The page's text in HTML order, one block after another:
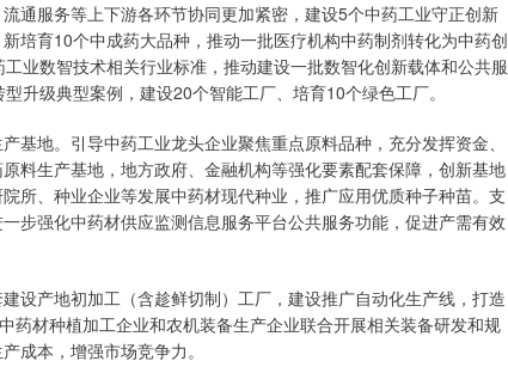
服务等上下游各环节协同更加紧密，建设5个中药工业守正创新
培育10个中成药大品种，推动一批医疗机构中药制剂转化为中药创
业数智技术相关行业标准，推动建设一批数智化创新载体和公共服
升级典型案例，建设20个智能工厂、培育10个绿色工厂。
地。引导中药工业龙头企业聚焦重点原料品种，充分发挥资金、
料生产基地，地方政府、金融机构等强化要素配套保障，创新基地
所、种业企业等发展中药材现代种业，推广应用优质种子种苗。支
步强化中药材供应监测信息服务平台公共服务功能，促进产需有效
产地初加工（含趁鲜切制）工厂，建设推广自动化生产线，打造
药材种植加工企业和农机装备生产企业联合开展相关装备研发和规
成本，增强市场竞争力。